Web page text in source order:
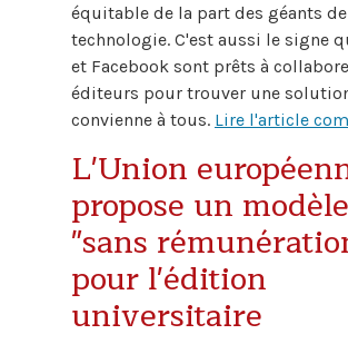
équitable de la part des géants
technologie. C'est aussi le signe
et Facebook sont prêts à
éditeurs pour trouver une
convienne à tous. Lire l'article
L'Union
propose un modèle
"sans
pour l'édition
universitaire